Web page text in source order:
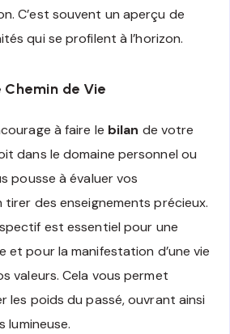
C’est souvent un aperçu de
qui se profilent à l’horizon.
Chemin de Vie
à faire le bilan de votre
dans le domaine personnel ou
pousse à évaluer vos
des enseignements précieux.
est essentiel pour une
et pour la manifestation d’une vie
valeurs. Cela vous permet
les poids du passé, ouvrant ainsi
lumineuse.